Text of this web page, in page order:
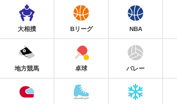
大相撲 Bリーグ NBA
地方競馬 卓球 バレー